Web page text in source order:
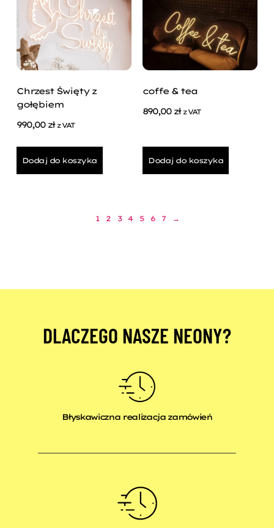
Chrzest Święty z
gołębiem
990,00 zł z VAT
Dodaj do koszyka
coffe & tea
890,00 zł z VAT
Dodaj do koszyka
1 2 3 4 5 6 7 →
DLACZEGO NASZE NEONY?
Błyskawiczna realizacja zamówień